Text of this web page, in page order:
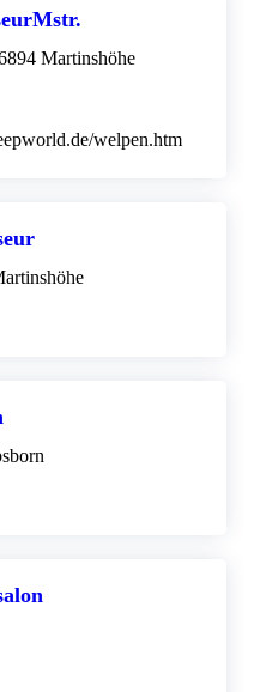
Martinshöhe
welpen.htm